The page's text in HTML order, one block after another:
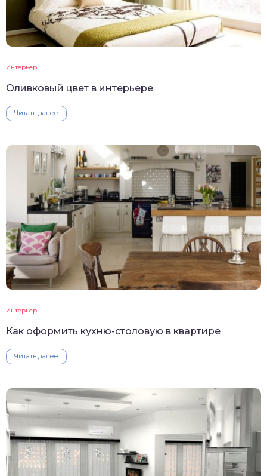
Интерьер
Оливковый цвет в интерьере
Читать далее
Интерьер
Как оформить кухню-столовую в квартире
Читать далее